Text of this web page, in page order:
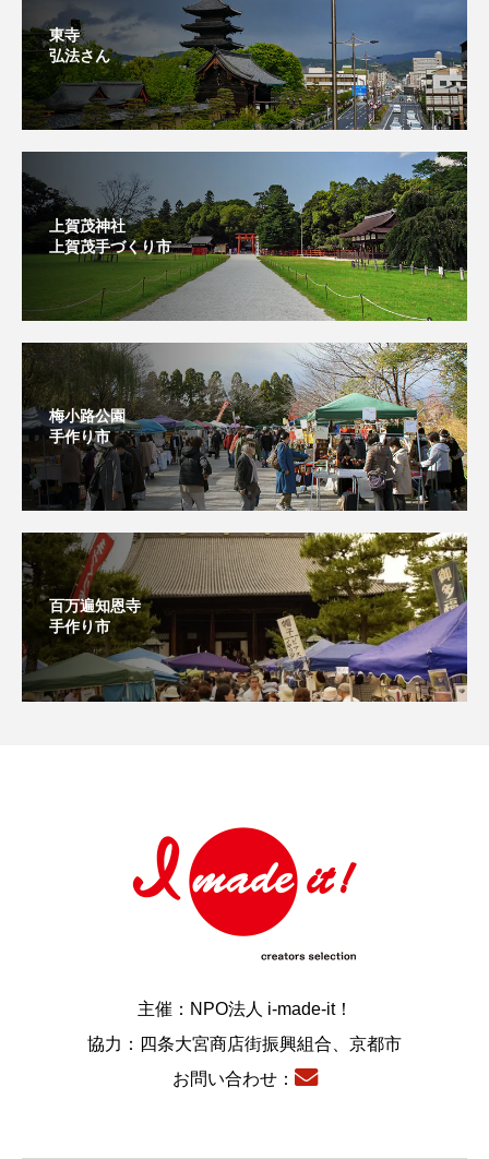
東寺
弘法さん
上賀茂神社
上賀茂手づくり市⁡
梅小路公園
手作り市
百万遍知恩寺
手作り市
主催：NPO法人 i-made-it！
協力：四条大宮商店街振興組合、京都市
お問い合わせ：